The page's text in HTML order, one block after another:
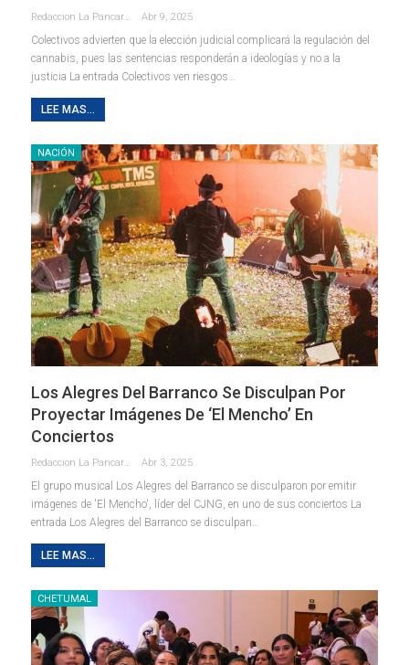
Redaccion La Pancarta De Quintana Roo Abr 9, 2025
Colectivos advierten que la elección judicial complicará la regulación del
cannabis, pues las sentencias responderán a ideologías y no a la
justicia La entrada Colectivos ven riesgos…
LEE MAS...
NACIÓN
Los Alegres Del Barranco Se Disculpan Por
Proyectar Imágenes De ‘El Mencho’ En
Conciertos
Redaccion La Pancarta De Quintana Roo Abr 3, 2025
El grupo musical Los Alegres del Barranco se disculparon por emitir
imágenes de 'El Mencho', líder del CJNG, en uno de sus conciertos La
entrada Los Alegres del Barranco se disculpan…
LEE MAS...
CHETUMAL